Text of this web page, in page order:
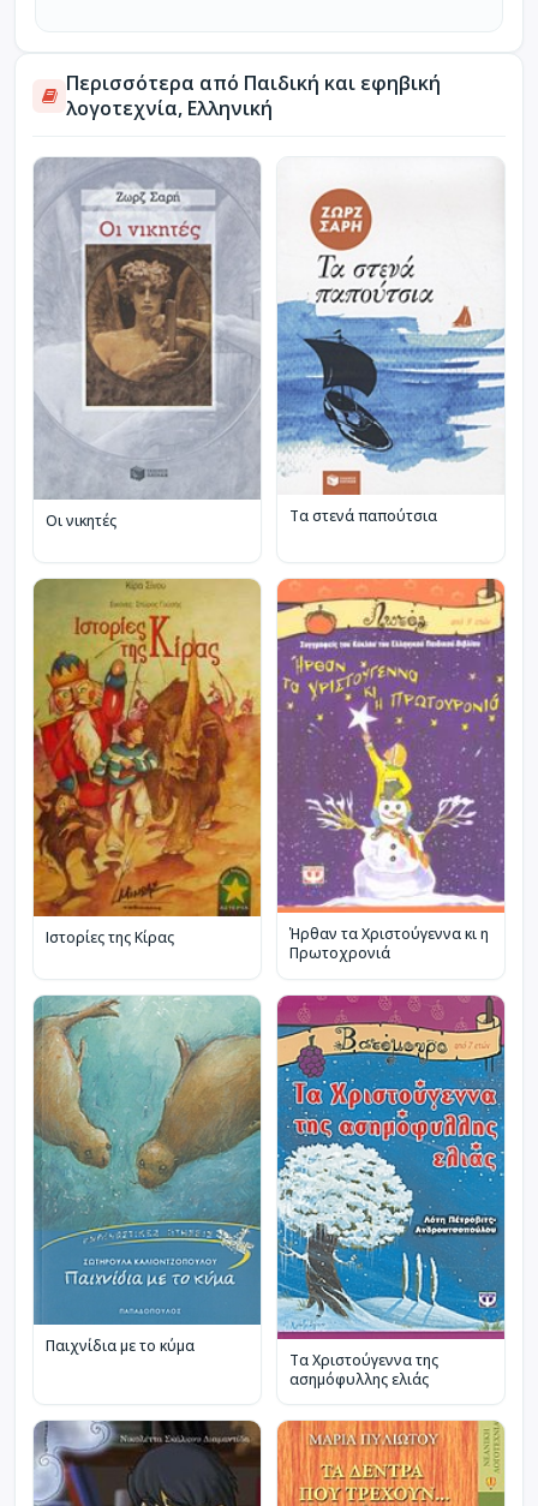
Περισσότερα από Παιδική και εφηβική
λογοτεχνία, Ελληνική
Οι νικητές Τα στενά παπούτσια
Ιστορίες της Κίρας
Ήρθαν τα Χριστούγεννα κι η
Πρωτοχρονιά
Παιχνίδια με το κύμα
Τα Χριστούγεννα της
ασημόφυλλης ελιάς